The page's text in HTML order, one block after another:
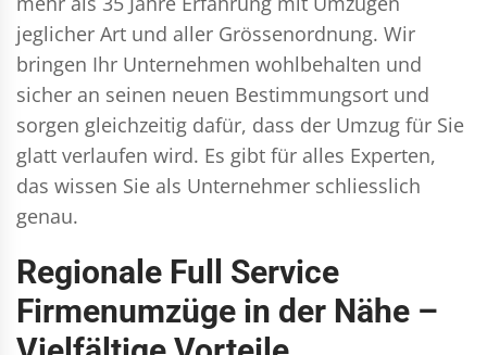
jeglicher Art und aller Grössenordnung. Wir
bringen Ihr Unternehmen wohlbehalten und
sicher an seinen neuen Bestimmungsort und
sorgen gleichzeitig dafür, dass der Umzug für Sie
glatt verlaufen wird. Es gibt für alles Experten,
das wissen Sie als Unternehmer schliesslich
genau.
Regionale Full Service
Firmenumzüge in der Nähe –